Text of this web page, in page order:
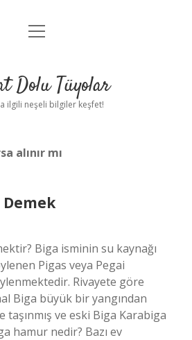
Gizlilik Politikası
Yasal Uyarı
menüyü
Dolu Tüyolar
ilgili neşeli bilgiler keşfet!
alınır mı
Demek
Biga isminin su kaynağı
Pigas veya Pegai
Rivayete göre
Biga büyük bir yangından
ve eski Biga Karabiga
hamur nedir? Bazı ev